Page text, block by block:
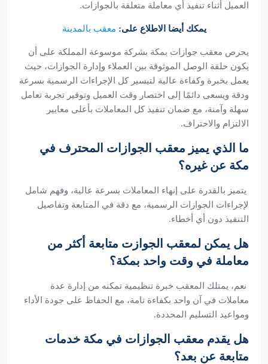
العميل أثناء تنفيذ أي معاملة متعلقة بالجوازات.
يمكك أيضا الاطلاع على: معقب بالمدينة
يحرص معقب جوازات بمكة بشركة موسوعة المملكة على أن
يكون حلقة الوصل الموثوقة بين العملاء وإدارة الجوازات، حيث
يعمل بخبرة وكفاءة عالية لتيسير كل الإجراءات الرسمية بسرعة
ودقة ويسعى دائمًا إلى اختصار وقت العميل وتوفير تجربة تعامل
سهلة وآمنة، مع ضمان تنفيذ كل المعاملات بأعلى معايير
الالتزام والاحتراف.
ما الذي يميز معقب الجوازات المحترف في
مكة عن غيره؟
يتميز بالقدرة على إنهاء المعاملات بسرعة عالية، وفهم شامل
لإجراءات الجوازات الرسمية، مع دقة في المتابعة وتفاصيل
التنفيذ دون أي أخطاء.
هل يمكن لمعقب الجوازت متابعة أكثر من
معاملة في وقت واحد بمكة؟
نعم، يمتلك المعقب خبرة تنظيمية تمكنه من إدارة عدة
معاملات في آن واحد بكفاءة تامة، مع الحفاظ على جودة الأداء
ومواعيد التسليم المحددة.
هل يقدم معقب الجوازات في مكة خدمات
متابعة عن بعد؟